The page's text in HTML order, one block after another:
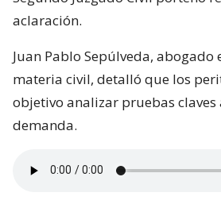
aclaración.
Juan Pablo Sepúlveda, abogado
materia civil, detalló que los
objetivo analizar pruebas claves
demanda.